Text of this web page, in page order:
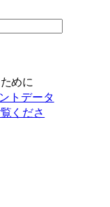
めに
トデータ
くださ